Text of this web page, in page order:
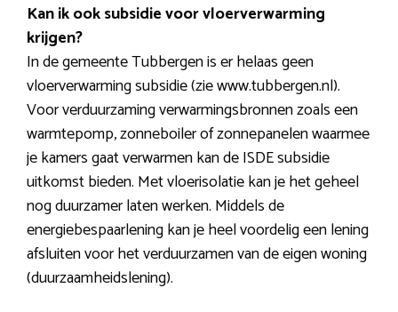
Kan ik ook subsidie voor vloerverwarming
krijgen?
In de gemeente Tubbergen is er helaas geen
vloerverwarming subsidie (zie www.tubbergen.nl).
Voor verduurzaming verwarmingsbronnen zoals een
warmtepomp, zonneboiler of zonnepanelen waarmee
je kamers gaat verwarmen kan de ISDE subsidie
uitkomst bieden. Met vloerisolatie kan je het geheel
nog duurzamer laten werken. Middels de
energiebespaarlening kan je heel voordelig een lening
afsluiten voor het verduurzamen van de eigen woning
(duurzaamheidslening).